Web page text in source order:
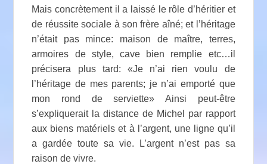
Mais concrètement il a laissé le rôle d’héritier et
de réussite sociale à son frère aîné; et l’héritage
n’était pas mince: maison de maître, terres,
armoires de style, cave bien remplie etc…il
précisera plus tard: «Je n’ai rien voulu de
l’héritage de mes parents; je n’ai emporté que
mon rond de serviette» Ainsi peut-être
s’expliquerait la distance de Michel par rapport
aux biens matériels et à l’argent, une ligne qu’il
a gardée toute sa vie. L’argent n’est pas sa
raison de vivre.